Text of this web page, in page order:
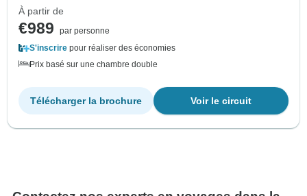
À partir de
€989
par personne
S'inscrire pour réaliser des économies
Prix basé sur une chambre double
Voir le circuit
Télécharger la brochure